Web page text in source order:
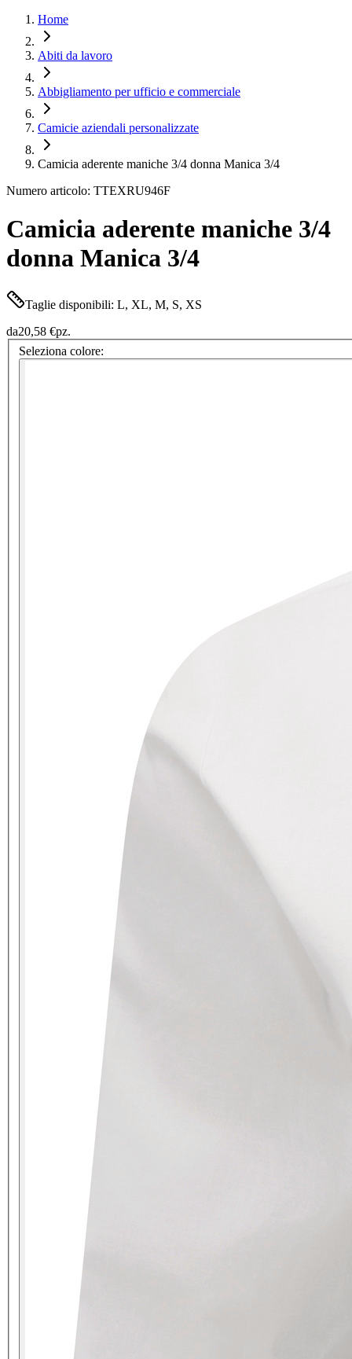
Home
Abiti da lavoro
Abbigliamento per ufficio e commerciale
Camicie aziendali personalizzate
Camicia aderente maniche 3/4 donna Manica 3/4
Numero articolo: TTEXRU946F
Camicia aderente maniche 3/4
donna Manica 3/4
Taglie disponibili: L, XL, M, S, XS
da20,58 €pz.
Seleziona colore: